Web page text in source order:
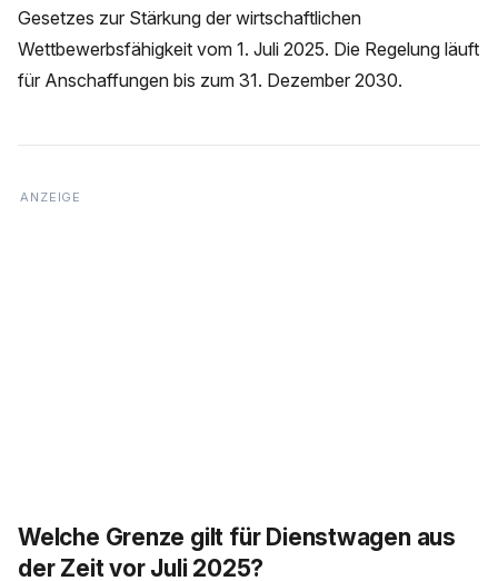
Gesetzes zur Stärkung der wirtschaftlichen
Wettbewerbsfähigkeit vom 1. Juli 2025. Die Regelung läuft
für Anschaffungen bis zum 31. Dezember 2030.
Welche Grenze gilt für Dienstwagen aus
der Zeit vor Juli 2025?